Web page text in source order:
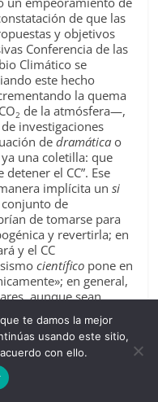
de que las
y objetivos
Conferencia de las
Climático se
este hecho
la quema
2 de la atmósfera—,
investigaciones
dedramática o
una coletilla: que
el CC”. Ese
implícita unsi
de
de tomarse para
y revertirla; en
y el CC
científico pone en
en general,
aunque sean
el estado real del
para
está más que
de los
SPM
te damos la mejor
usando este sitio,
con ello.